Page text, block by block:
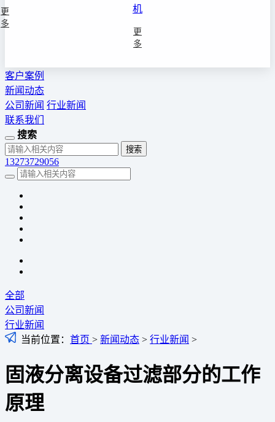
更
多
机
更
多
客户案例
新闻动态
公司新闻 行业新闻
联系我们
搜索
13273729056
全部
公司新闻
行业新闻
当前位置： 首页 > 新闻动态 > 行业新闻 >
固液分离设备过滤部分的工作
原理